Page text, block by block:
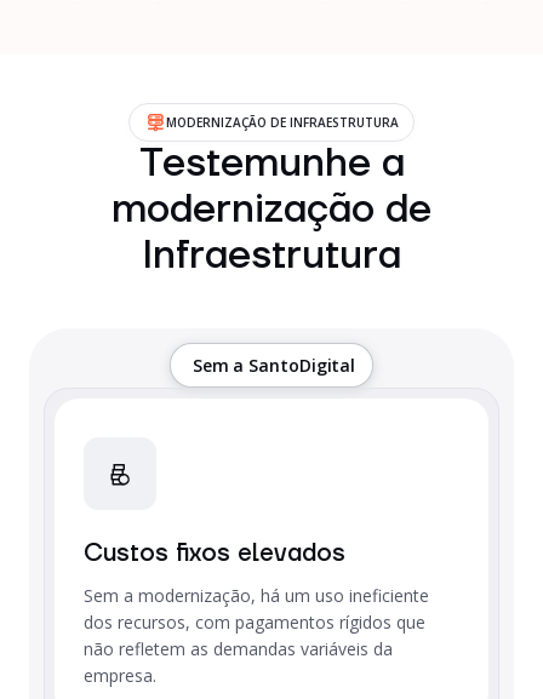
MODERNIZAÇÃO DE INFRAESTRUTURA
Testemunhe a
modernização de
Infraestrutura
Sem a SantoDigital
Custos fixos elevados
Sem a modernização, há um uso ineficiente
dos recursos, com pagamentos rígidos que
não refletem as demandas variáveis da
empresa.